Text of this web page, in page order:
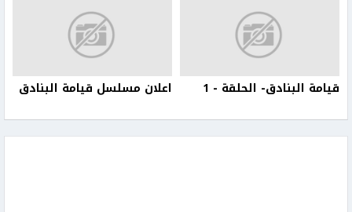
قيامة البنادق- الحلقة - 1 اعلان مسلسل قيامة البنادق